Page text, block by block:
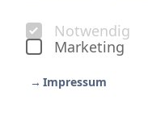
Notwendig
Marketing
Impressum
das Büro
Grüner Spargel
& orientalischer